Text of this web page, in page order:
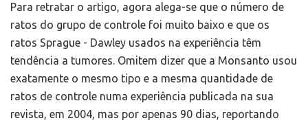
Para retratar o artigo, agora alega-se que o número de
ratos do grupo de controle foi muito baixo e que os
ratos Sprague - Dawley usados na experiência têm
tendência a tumores. Omitem dizer que a Monsanto usou
exatamente o mesmo tipo e a mesma quantidade de
ratos de controle numa experiência publicada na sua
revista, em 2004, mas por apenas 90 dias, reportando